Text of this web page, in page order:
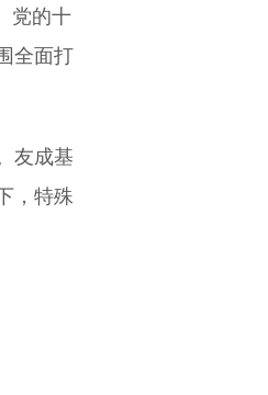
党的十
全面打
友成基
，特殊